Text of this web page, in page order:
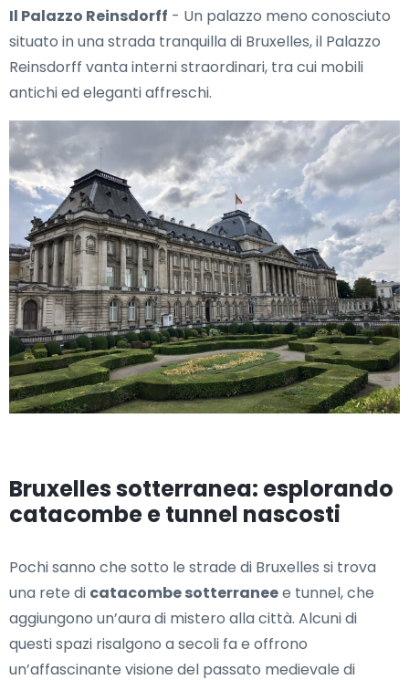
Il Palazzo Reinsdorff - Un palazzo meno conosciuto
situato in una strada tranquilla di Bruxelles, il Palazzo
Reinsdorff vanta interni straordinari, tra cui mobili
antichi ed eleganti affreschi.
Bruxelles sotterranea: esplorando
catacombe e tunnel nascosti
Pochi sanno che sotto le strade di Bruxelles si trova
una rete di catacombe sotterraneee tunnel, che
aggiungono un’aura di mistero alla città. Alcuni di
questi spazi risalgono a secoli fa e offrono
un’affascinante visione del passato medievale di